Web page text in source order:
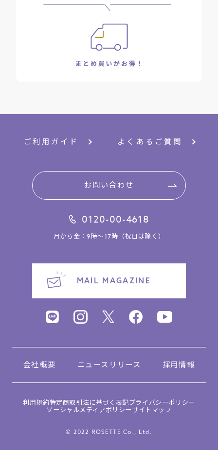
ご利用ガイド よくあるご質問
お問い合わせ
0120-00-4618
月から金：9時～17時（祝日は除く）
MAIL MAGAZINE
会社概要 ニュースリリース 採用情報
利用規約特定商取引法に基づく表記プライバシーポリシー
ソーシャルメディアポリシーサイトマップ
© 2022 ROSETTE Co., Ltd.